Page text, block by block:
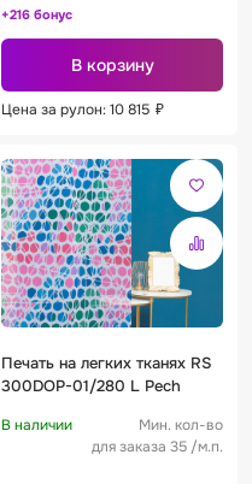
+216 бонус
В корзину
Цена за рулон: 10 815 ₽
Печать на легких тканях RS
300DOP-01/280 L Pech
В наличии
Мин. кол-во
для заказа 35 /м.п.